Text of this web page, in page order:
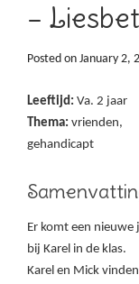
–
Posted on January 2,
Leeftijd: Va. 2 jaar
Thema: vrienden,
gehandicapt
Er komt een nieuwe
bij Karel in de klas.
Karel en Mick